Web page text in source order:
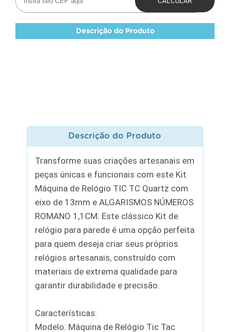
Descrição do Produto
Descrição do Produto
Transforme suas criações artesanais em
peças únicas e funcionais com este Kit
Máquina de Relógio TIC TC Quartz com
eixo de 13mm e ALGARISMOS NÚMEROS
ROMANO 1,1CM. Este clássico Kit de
relógio para parede é uma opção perfeita
para quem deseja criar seus próprios
relógios artesanais, construído com
materiais de extrema qualidade para
garantir durabilidade e precisão.
Características:
Modelo: Máquina de Relógio Tic Tac